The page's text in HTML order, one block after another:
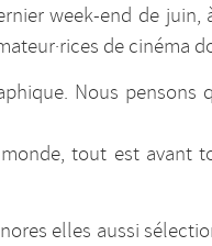
week-end de
de cinéma
Nous pensons
tout est avant
elles aussi